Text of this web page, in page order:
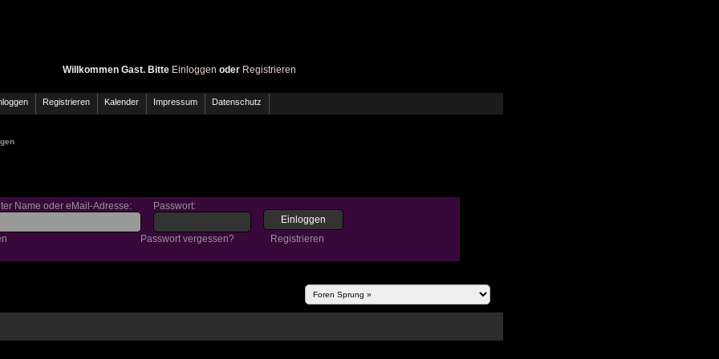
Willkommen Gast. Bitte Einloggen oder Registrieren
Registrieren Kalender Impressum Datenschutz
Name oder eMail-Adresse: Passwort:
Registrieren
Passwort vergessen?